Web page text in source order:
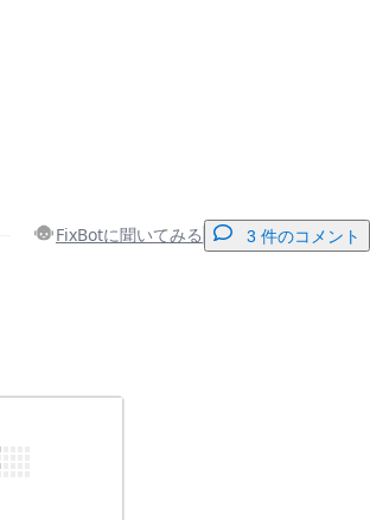
FixBotに聞いてみる 3 件のコメント